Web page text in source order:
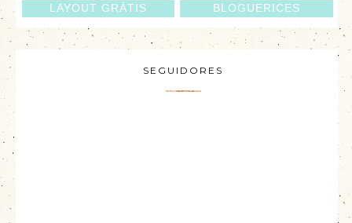
BLOGUERICES
LAYOUT GRÁTIS
SEGUIDORES